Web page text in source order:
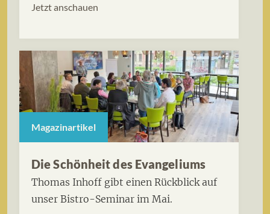
Jetzt anschauen
Magazinartikel
Die Schönheit des Evangeliums
Thomas Inhoff gibt einen Rückblick auf
unser Bistro-Seminar im Mai.